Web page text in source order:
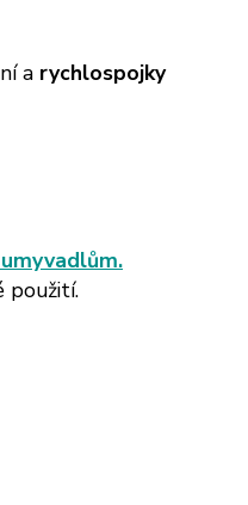
a rychlospojky
použití.